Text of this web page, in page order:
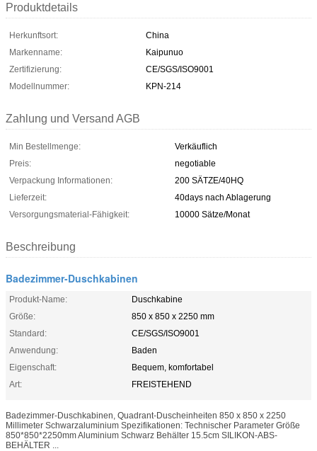
Produktdetails
Herkunftsort:
China
Markenname:
Kaipunuo
Zertifizierung:
CE/SGS/ISO9001
Modellnummer:
KPN-214
Zahlung und Versand AGB
Min Bestellmenge:
Verkäuflich
Preis:
negotiable
Verpackung Informationen:
200 SÄTZE/40HQ
Lieferzeit:
40days nach Ablagerung
Versorgungsmaterial-Fähigkeit:
10000 Sätze/Monat
Beschreibung
Badezimmer-Duschkabinen
Produkt-Name:
Duschkabine
Größe:
850 x 850 x 2250 mm
Standard:
CE/SGS/ISO9001
Anwendung:
Baden
Eigenschaft:
Bequem, komfortabel
Art:
FREISTEHEND
Badezimmer-Duschkabinen, Quadrant-Duscheinheiten 850 x 850 x 2250
Millimeter Schwarzaluminium Spezifikationen: Technischer Parameter Größe
850*850*2250mm Aluminium Schwarz Behälter 15.5cm SILIKON-ABS-
BEHÄLTER ...